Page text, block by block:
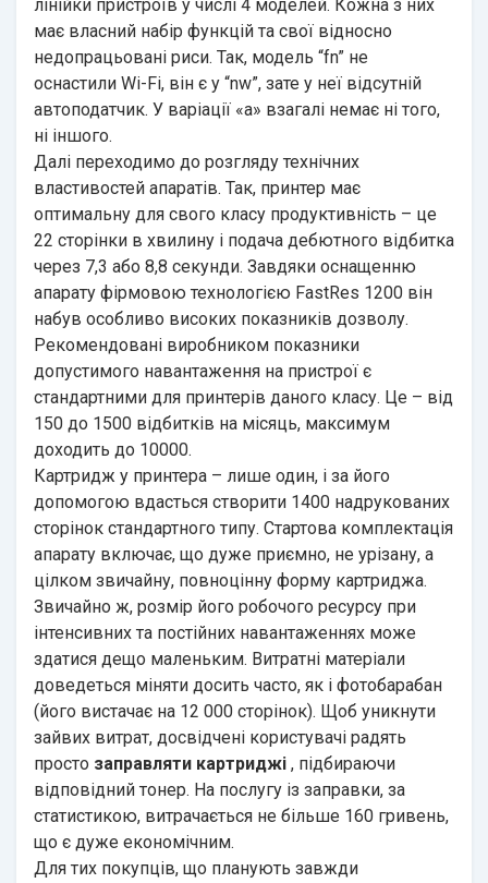
лінійки пристроїв у числі 4 моделей. Кожна з них
має власний набір функцій та свої відносно
недопрацьовані риси. Так, модель “fn” не
оснастили Wi-Fi, він є у “nw”, зате у неї відсутній
автоподатчик. У варіації «a» взагалі немає ні того,
ні іншого.
Далі переходимо до розгляду технічних
властивостей апаратів. Так, принтер має
оптимальну для свого класу продуктивність – це
22 сторінки в хвилину і подача дебютного відбитка
через 7,3 або 8,8 секунди. Завдяки оснащенню
апарату фірмовою технологією FastRes 1200 він
набув особливо високих показників дозволу.
Рекомендовані виробником показники
допустимого навантаження на пристрої є
стандартними для принтерів даного класу. Це – від
150 до 1500 відбитків на місяць, максимум
доходить до 10000.
Картридж у принтера – лише один, і за його
допомогою вдасться створити 1400 надрукованих
сторінок стандартного типу. Стартова комплектація
апарату включає, що дуже приємно, не урізану, а
цілком звичайну, повноцінну форму картриджа.
Звичайно ж, розмір його робочого ресурсу при
інтенсивних та постійних навантаженнях може
здатися дещо маленьким. Витратні матеріали
доведеться міняти досить часто, як і фотобарабан
(його вистачає на 12 000 сторінок). Щоб уникнути
зайвих витрат, досвідчені користувачі радять
просто заправляти картриджі , підбираючи
відповідний тонер. На послугу із заправки, за
статистикою, витрачається не більше 160 гривень,
що є дуже економічним.
Для тих покупців, що планують завжди